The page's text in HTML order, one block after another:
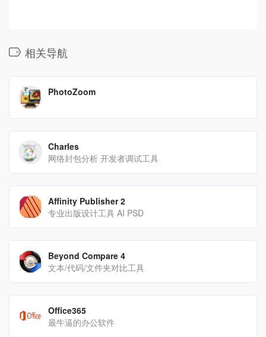
相关导航
PhotoZoom
Charles
网络封包分析 开发者调试工具
Affinity Publisher 2
专业出版设计工具 AI PSD
Beyond Compare 4
文本/代码/文件夹对比工具
Office365
最牛逼的办公软件